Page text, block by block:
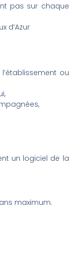
pas sur chaque
d’Azur
ou
un logiciel de la
maximum.